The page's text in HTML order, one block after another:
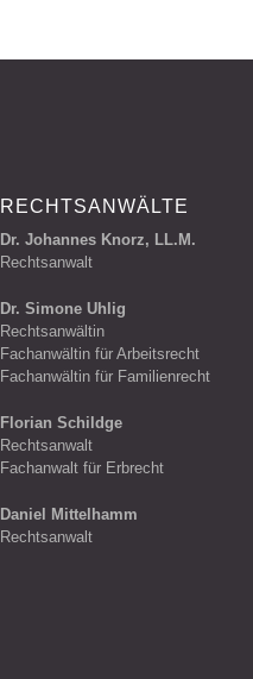
RECHTSANWÄLTE
Dr. Johannes Knorz, LL.M.
Rechtsanwalt
Dr. Simone Uhlig
Rechtsanwältin
Fachanwältin für Arbeitsrecht
Fachanwältin für Familienrecht
Florian Schildge
Rechtsanwalt
Fachanwalt für Erbrecht
Daniel Mittelhamm
Rechtsanwalt